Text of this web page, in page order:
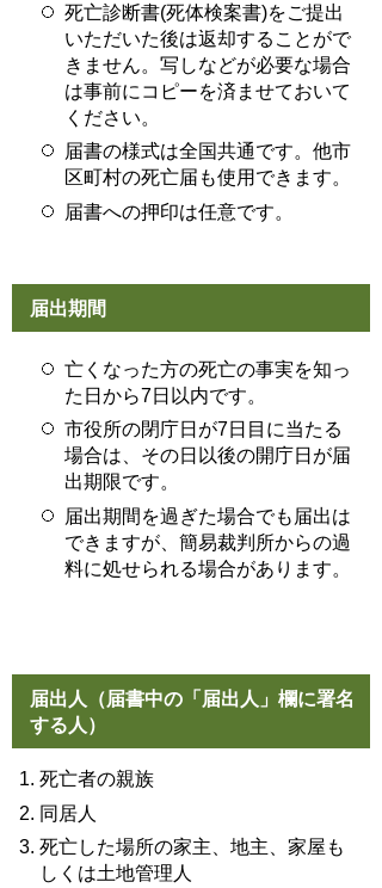
死亡診断書(死体検案書)をご提出
いただいた後は返却することがで
きません。写しなどが必要な場合
は事前にコピーを済ませておいて
ください。
届書の様式は全国共通です。他市
区町村の死亡届も使用できます。
届書への押印は任意です。
届出期間
亡くなった方の死亡の事実を知っ
た日から7日以内です。
市役所の閉庁日が7日目に当たる
場合は、その日以後の開庁日が届
出期限です。
届出期間を過ぎた場合でも届出は
できますが、簡易裁判所からの過
料に処せられる場合があります。
届出人（届書中の「届出人」欄に署名
する人）
死亡者の親族
同居人
死亡した場所の家主、地主、家屋も
しくは土地管理人